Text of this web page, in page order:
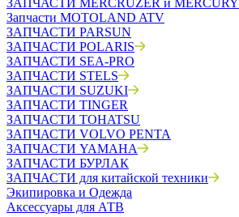
ЗАПЧАСТИ MERCRUZER и MERCURY
Запчасти MOTOLAND ATV
ЗАПЧАСТИ PARSUN
ЗАПЧАСТИ POLARIS
ЗАПЧАСТИ SEA-PRO
ЗАПЧАСТИ STELS
ЗАПЧАСТИ SUZUKI
ЗАПЧАСТИ TINGER
ЗАПЧАСТИ TOHATSU
ЗАПЧАСТИ VOLVO PENTA
ЗАПЧАСТИ YAMAHA
ЗАПЧАСТИ БУРЛАК
ЗАПЧАСТИ для китайской техники
Экипировка и Одежда
Аксессуары для АТВ